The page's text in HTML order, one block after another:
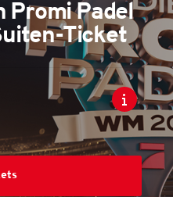
Promi Padel
Ticket